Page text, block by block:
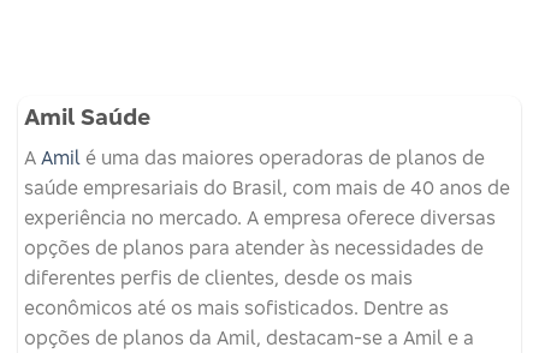
Amil Saúde
A Amil é uma das maiores operadoras de planos de
saúde empresariais do Brasil, com mais de 40 anos de
experiência no mercado. A empresa oferece diversas
opções de planos para atender às necessidades de
diferentes perfis de clientes, desde os mais
econômicos até os mais sofisticados. Dentre as
opções de planos da Amil, destacam-se a Amil e a